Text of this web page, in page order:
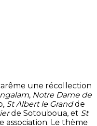
une récollection
, Notre Dame de
St Albert le Grandde
de Sotouboua, et St
association. Le thème